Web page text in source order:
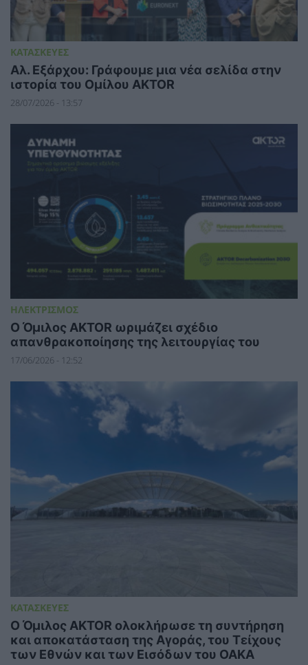
ΚΑΤΑΣΚΕΥΕΣ
Αλ. Εξάρχου: Γράφουμε μια νέα σελίδα στην
ιστορία του Ομίλου AKTOR
28/07/2026 - 13:57
ΗΛΕΚΤΡΙΣΜΟΣ
Ο Όμιλος AKTOR ωριμάζει σχέδιο
απανθρακοποίησης της λειτουργίας του
17/06/2026 - 12:52
ΚΑΤΑΣΚΕΥΕΣ
Ο Όμιλος AKTOR ολοκλήρωσε τη συντήρηση
και αποκατάσταση της Αγοράς, του Τείχους
των Εθνών και των Εισόδων του ΟΑΚΑ